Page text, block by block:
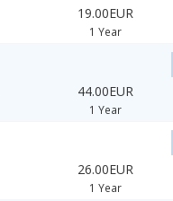
19.00EUR
1 Year
44.00EUR
1 Year
26.00EUR
1 Year